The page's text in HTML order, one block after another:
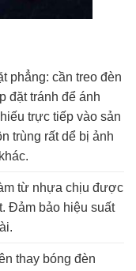
phẳng: cần treo đèn
đặt tránh để ánh
trực tiếp vào sản
trùng rất dể bị ảnh
từ nhựa chịu được
Đảm bảo hiệu suất
thay bóng đèn